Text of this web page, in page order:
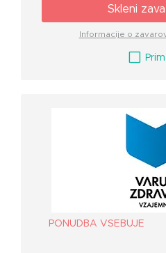
Skleni
Informacije o
V
PONUDBA VSEBUJE